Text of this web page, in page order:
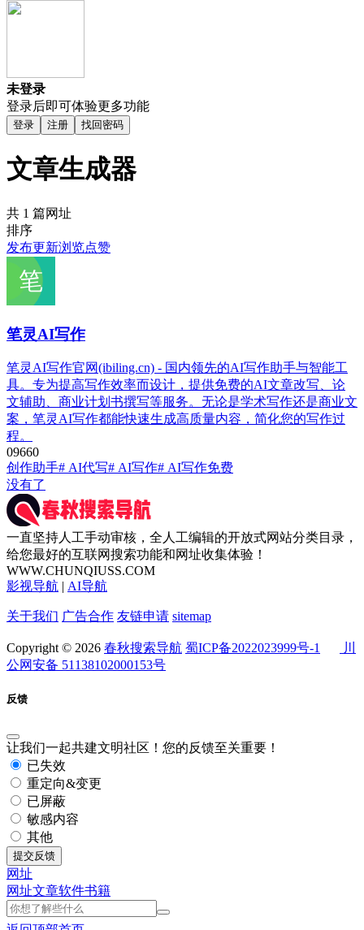
未登录
登录后即可体验更多功能
登录 注册 找回密码
文章生成器
共 1 篇网址
排序
发布更新浏览点赞
笔灵AI写作
笔灵AI写作官网(ibiling.cn) - 国内领先的AI写作助手与智能工
具。专为提高写作效率而设计，提供免费的AI文章改写、论
文辅助、商业计划书撰写等服务。无论是学术写作还是商业文
案，笔灵AI写作都能快速生成高质量内容，简化您的写作过
程。
09660
创作助手# AI代写# AI写作# AI写作免费
没有了
一直坚持人工手动审核，全人工编辑的开放式网站分类目录，
给您最好的互联网搜索功能和网址收集体验！
WWW.CHUNQIUSS.COM
影视导航 | AI导航
关于我们 广告合作 友链申请 sitemap
Copyright © 2026 春秋搜索导航 蜀ICP备2022023999号-1
川
公网安备 51138102000153号
反馈
让我们一起共建文明社区！您的反馈至关重要！
已失效
重定向&变更
已屏蔽
敏感内容
其他
提交反馈
网址
网址文章软件书籍